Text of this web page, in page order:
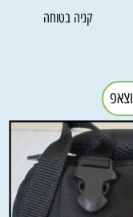
קניה בטוחה